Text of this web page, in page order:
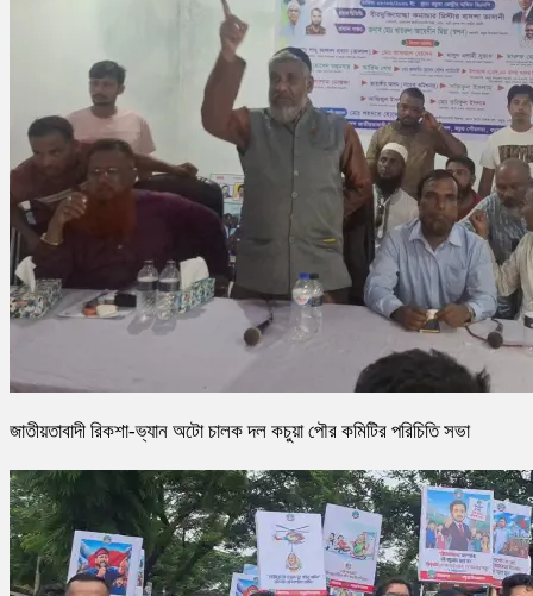
জাতীয়তাবাদী রিকশা-ভ্যান অটো চালক দল কচুয়া পৌর কমিটির পরিচিতি সভা